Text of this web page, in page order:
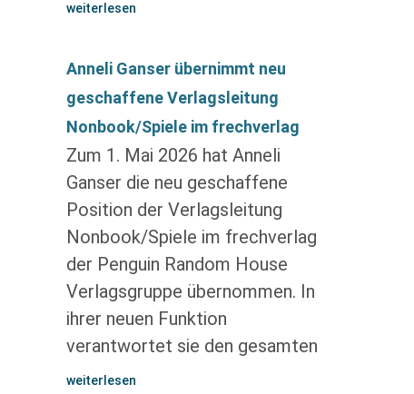
weiterlesen
Anneli Ganser übernimmt neu
geschaffene Verlagsleitung
Nonbook/Spiele im frechverlag
Zum 1. Mai 2026 hat Anneli
Ganser die neu geschaffene
Position der Verlagsleitung
Nonbook/Spiele im frechverlag
der Penguin Random House
Verlagsgruppe übernommen. In
ihrer neuen Funktion
verantwortet sie den gesamten
weiterlesen